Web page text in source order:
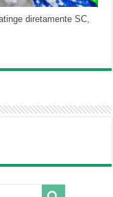
diretamente SC,